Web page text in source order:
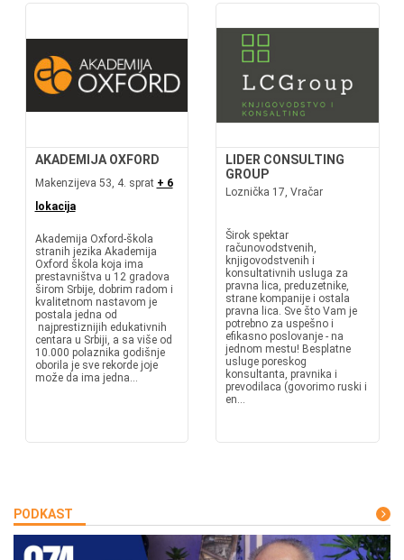
AKADEMIJA OXFORD
Makenzijeva 53, 4. sprat + 6
lokacija
Akademija Oxford-škola
stranih jezika Akademija
Oxford škola koja ima
prestavništva u 12 gradova
širom Srbije, dobrim radom i
kvalitetnom nastavom je
postala jedna od
najprestiznijih edukativnih
centara u Srbiji, a sa više od
10.000 polaznika godišnje
oborila je sve rekorde joje
može da ima jedna...
LIDER CONSULTING
GROUP
Loznička 17, Vračar
Širok spektar
računovodstvenih,
knjigovodstvenih i
konsultativnih usluga za
pravna lica, preduzetnike,
strane kompanije i ostala
pravna lica. Sve što Vam je
potrebno za uspešno i
efikasno poslovanje - na
jednom mestu! Besplatne
usluge poreskog
konsultanta, pravnika i
prevodilaca (govorimo ruski i
en...
PODKAST